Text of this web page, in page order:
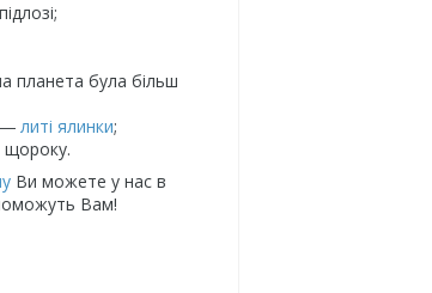
планета була більш
― литі ялинки;
щороку.
Ви можете у нас в
Вам!